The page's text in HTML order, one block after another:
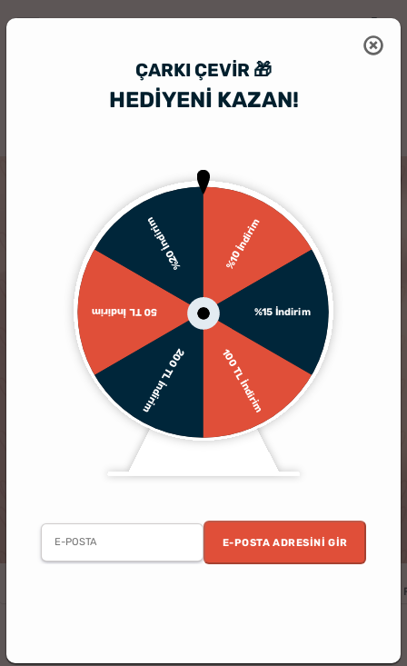
ÇARKI ÇEVIR 🎁
HEDİYENİ KAZAN!
%10 İndirim
%15 İndirim
100 TL İndirim
200 TL İndirim
50 TL İndirim
%20 İndirim
E-POSTA ADRESINI GIR